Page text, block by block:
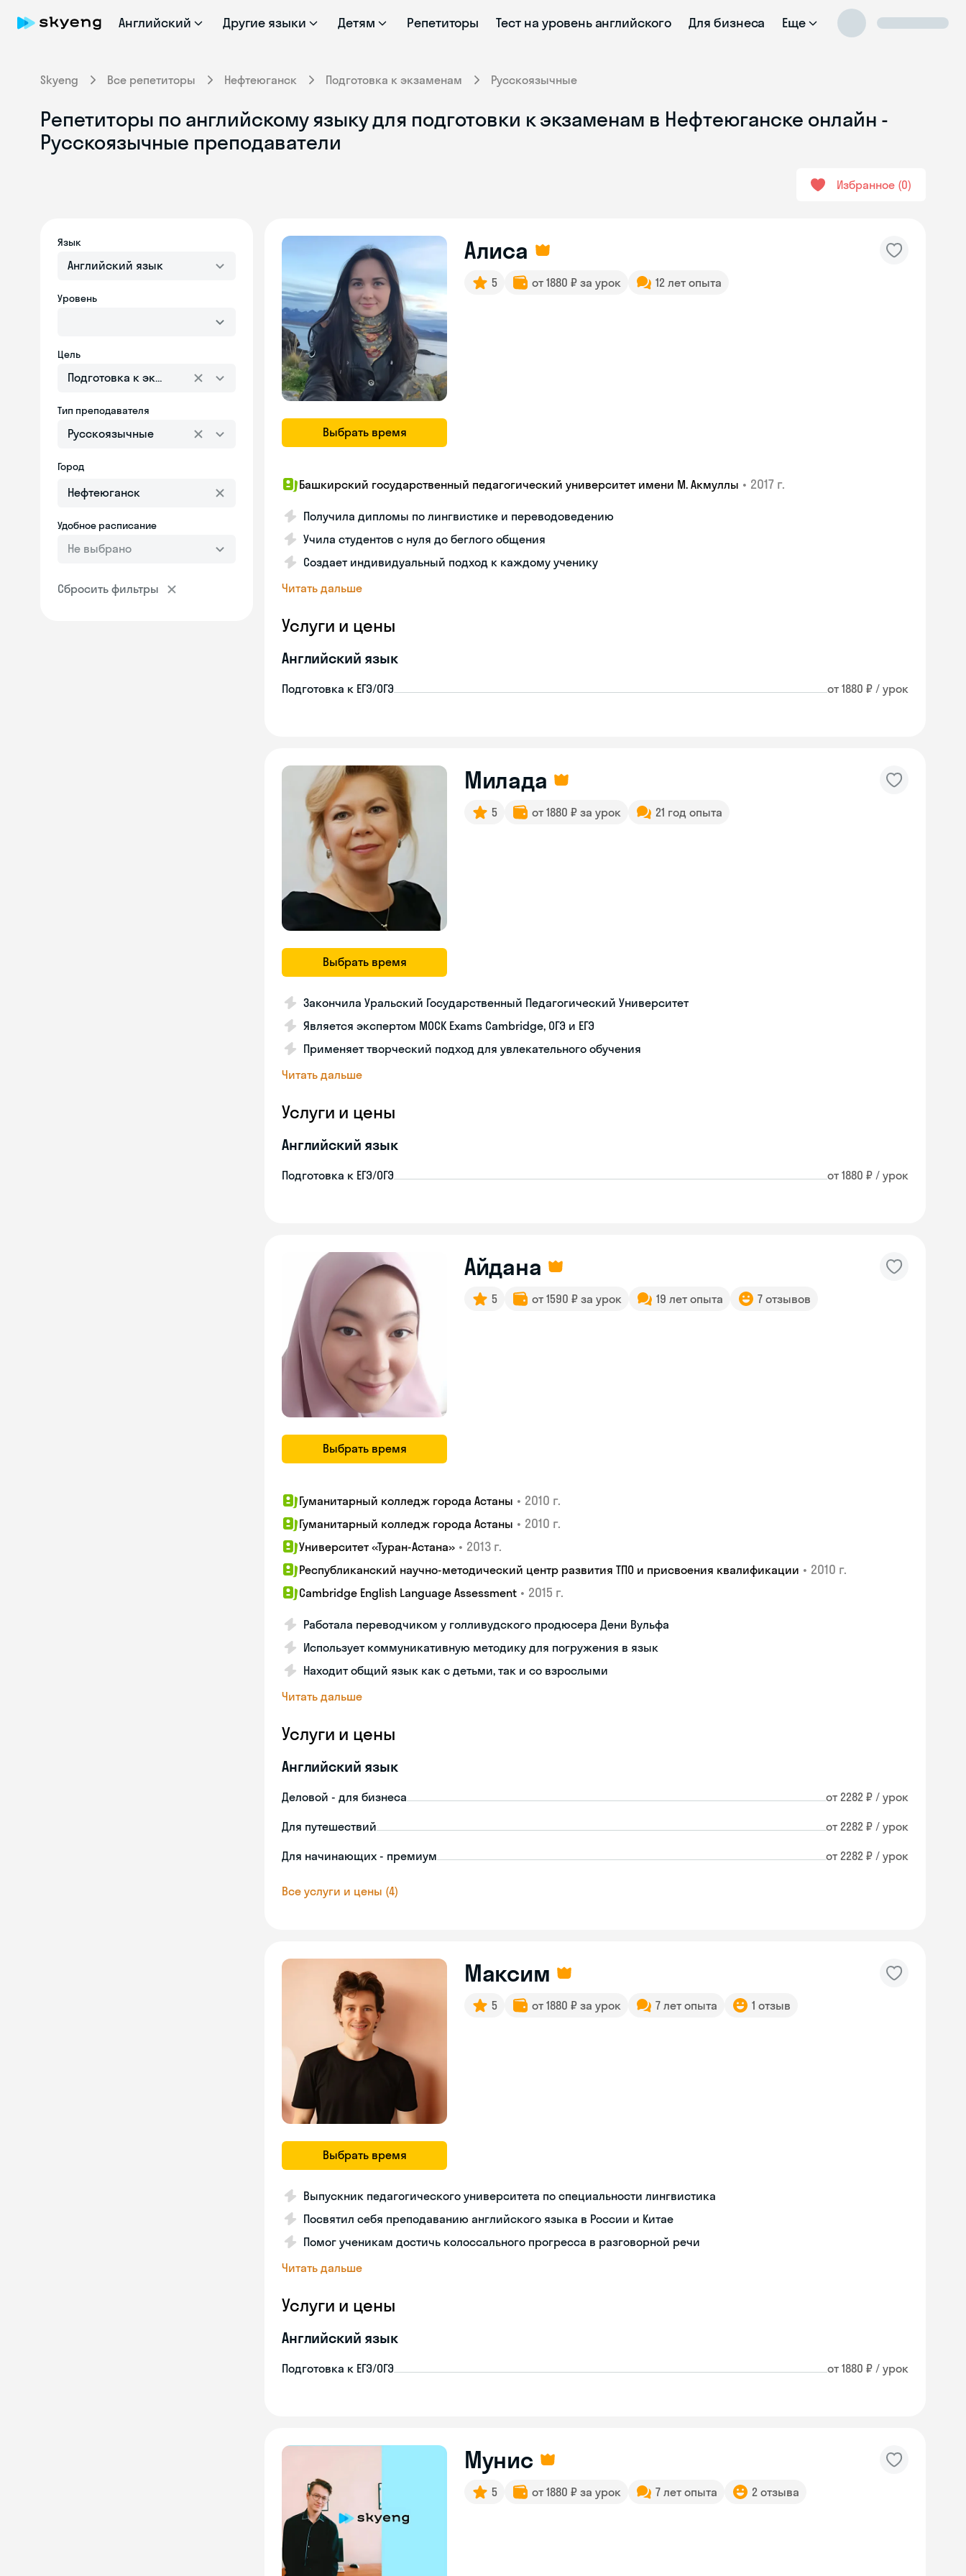
Английский Другие языки Детям Репетиторы Тест на уровень английского Для бизнеса Еще
Skyeng Все репетиторы Нефтеюганск Подготовка к экзаменам Русскоязычные
Репетиторы по английскому языку для подготовки к экзаменам в Нефтеюганске онлайн -
Русскоязычные преподаватели
Избранное 0
Язык
Английский язык
Уровень
Цель
Подготовка к экзаменам
Тип преподавателя
Русскоязычные
Город
Удобное расписание
Не выбрано
Сбросить фильтры
Выбрать время
Алиса
5 от 1880 ₽ за урок 12 лет опыта
Башкирский государственный педагогический университет имени М. Акмуллы • 2017 г.
Получила дипломы по лингвистике и переводоведению
Учила студентов с нуля до беглого общения
Создает индивидуальный подход к каждому ученику
Читать дальше
Услуги и цены
Английский язык
Подготовка к ЕГЭ/ОГЭ от 1880 ₽ / урок
Выбрать время
Милада
5 от 1880 ₽ за урок 21 год опыта
Закончила Уральский Государственный Педагогический Университет
Является экспертом MOCK Exams Cambridge, ОГЭ и ЕГЭ
Применяет творческий подход для увлекательного обучения
Читать дальше
Услуги и цены
Английский язык
Подготовка к ЕГЭ/ОГЭ от 1880 ₽ / урок
Выбрать время
Айдана
5 от 1590 ₽ за урок 19 лет опыта 7 отзывов
Гуманитарный колледж города Астаны • 2010 г.
Гуманитарный колледж города Астаны • 2010 г.
Университет «Туран-Астана» • 2013 г.
Республиканский научно-методический центр развития ТПО и присвоения квалификации • 2010 г.
Cambridge English Language Assessment • 2015 г.
Работала переводчиком у голливудского продюсера Дени Вульфа
Использует коммуникативную методику для погружения в язык
Находит общий язык как с детьми, так и со взрослыми
Читать дальше
Услуги и цены
Английский язык
Деловой - для бизнеса от 2282 ₽ / урок
Для путешествий от 2282 ₽ / урок
Для начинающих - премиум от 2282 ₽ / урок
Все услуги и цены (4)
Выбрать время
Максим
5 от 1880 ₽ за урок 7 лет опыта 1 отзыв
Выпускник педагогического университета по специальности лингвистика
Посвятил себя преподаванию английского языка в России и Китае
Помог ученикам достичь колоссального прогресса в разговорной речи
Читать дальше
Услуги и цены
Английский язык
Подготовка к ЕГЭ/ОГЭ от 1880 ₽ / урок
Мунис
5 от 1880 ₽ за урок 7 лет опыта 2 отзыва